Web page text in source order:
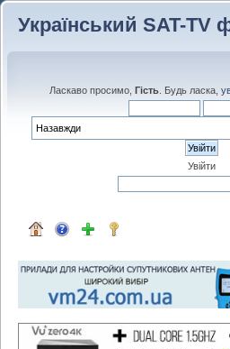
Український SAT-TV
Ласкаво просимо, Гість . Будь ласка,
Увійти